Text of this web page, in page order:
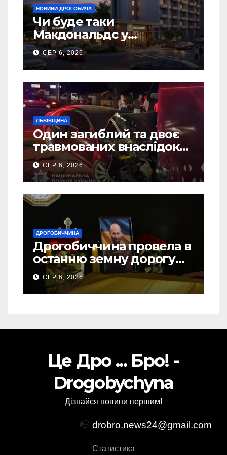
НОВИНИ ДРОГОБИЧА
Чи буде таки
Макдональдс у
Дрогобичі? (Фото)
СЕР 6, 2026
ЛЬВІВЩИНА
Один загиблий та двоє
травмованих внаслідок
ДТП на Самбірщині
СЕР 6, 2026
ДРОГОБИЧЧИНА
Дрогобиччина провела в
останню земну дорогу
свого Захисника – Олега
Торського
СЕР 6, 2026
Це Дро ... Бро! -
Drogobychyna
Дізнайся новини першим!
📭 drobro.news24@gmail.com
Статистика